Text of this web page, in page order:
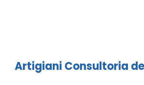
Artigiani Consultoria